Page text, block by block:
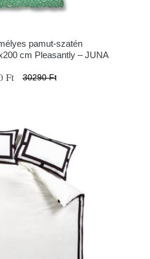
pamut-szatén
cm Pleasantly – JUNA
Ft 30290 Ft